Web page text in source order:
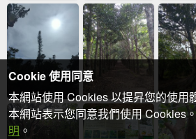
Cookie 使用同意
本網站使用 Cookies 以提昇您的使用
本網站表示您同意我們使用 Cookies
明 。